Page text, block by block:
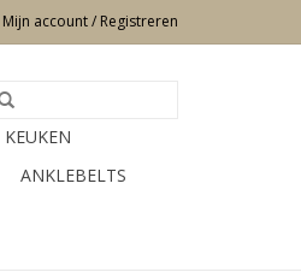
Mijn account / Registreren
KEUKEN
ANKLEBELTS